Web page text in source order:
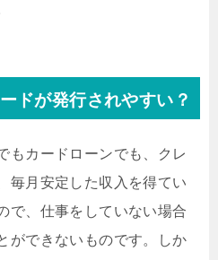
ドが発行されやすい？
もカードローンでも、クレ
毎月安定した収入を得てい
で、仕事をしていない場合
ができないものです。しか